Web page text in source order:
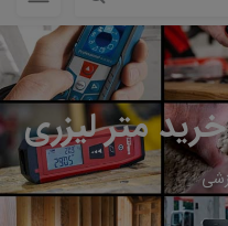
متر لیزری